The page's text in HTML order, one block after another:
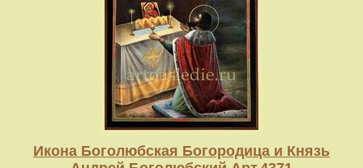
Икона Боголюбская Богородица и Князь